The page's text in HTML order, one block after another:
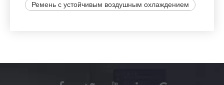
Ремень с устойчивым воздушным охлаждением